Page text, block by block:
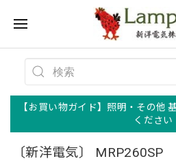
【お買い物ガイド】照明・その
ください
〔新洋電気〕